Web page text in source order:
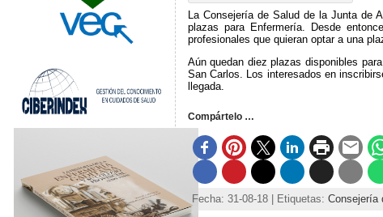
La Consejería de Salud de la Junta
plazas para Enfermería. Desde
profesionales que quieran optar a una
Aún quedan diez plazas disponibles
San Carlos. Los interesados en
llegada.
Compártelo …
Fecha: 31-08-18 | Etiquetas: Consejería